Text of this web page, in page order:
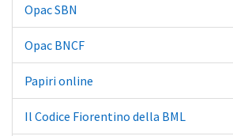
Opac SBN
Opac BNCF
Papiri online
Il Codice Fiorentino della BML